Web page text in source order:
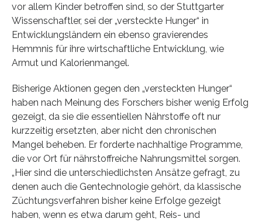
vor allem Kinder betroffen sind, so der Stuttgarter
Wissenschaftler, sei der „versteckte Hunger“ in
Entwicklungsländern ein ebenso gravierendes
Hemmnis für ihre wirtschaftliche Entwicklung, wie
Armut und Kalorienmangel.
Bisherige Aktionen gegen den „versteckten Hunger“
haben nach Meinung des Forschers bisher wenig Erfolg
gezeigt, da sie die essentiellen Nährstoffe oft nur
kurzzeitig ersetzten, aber nicht den chronischen
Mangel beheben. Er forderte nachhaltige Programme,
die vor Ort für nährstoffreiche Nahrungsmittel sorgen.
„Hier sind die unterschiedlichsten Ansätze gefragt, zu
denen auch die Gentechnologie gehört, da klassische
Züchtungsverfahren bisher keine Erfolge gezeigt
haben, wenn es etwa darum geht, Reis- und